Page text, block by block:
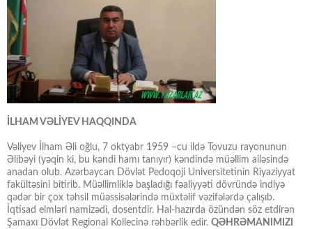
İLHAM VƏLİYEV HAQQINDA
Vəliyev İlham Əli oğlu, 7 oktyabr 1959 –cu ildə Tovuzu rayonunun
Əlibəyi (yəqin ki, bu kəndi hamı tanıyır) kəndində müəllim ailəsində
anadan olub. Azərbaycan Dövlət Pedoqoji Universitetinin Riyaziyyat
fakültəsini bitirib. Müəllimliklə başladığı fəaliyyəti dövründə indiyə
qədər bir çox təhsil müəssisələrində müxtəlif vəzifələrdə çalışıb.
İqtisad elmləri namizədi, dosentdir. Hal-hazırda özündən söz etdirən
Şamaxı Dövlət Regional Kollecinə rəhbərlik edir. QƏHRƏMANIMIZI